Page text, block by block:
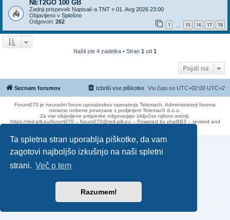
Ta spletna stran uporablja piškotke, da vam
zagotovi najboljšo izkušnjo na naši spletni
strani. Več o tem
Razumem!
NET2GO 100 GB
Zadnji prispevek Napisal/-a TNT « 01. Avg 2026 23:00
Objavljeno v Splošno
Odgovori: 262 1 15 16 17 18
Našli ste 4 zadetka • Stran 1 od 1
Pojdi na
Seznam forumov Vsi časi so UTC+02:00 UTC+2
Izbriši vse piškotke
Forum070 je neuradni forum uporabnikov operaterja Telemach. Administratorji foruma
nimamo nobene povezave s podjetjem Telemach d.o.o.
Za vse objavljene prispevke odgovarjajo izključno njihovi avtorji.
https://red-pill.eu/forum070 -- forum070@red-pill.eu -- Powered by phpBB3 -- revised and